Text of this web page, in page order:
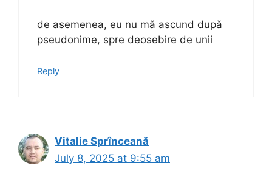
de asemenea, eu nu mă ascund după
pseudonime, spre deosebire de unii
Reply
Vitalie Sprînceană
July 8, 2025 at 9:55 am